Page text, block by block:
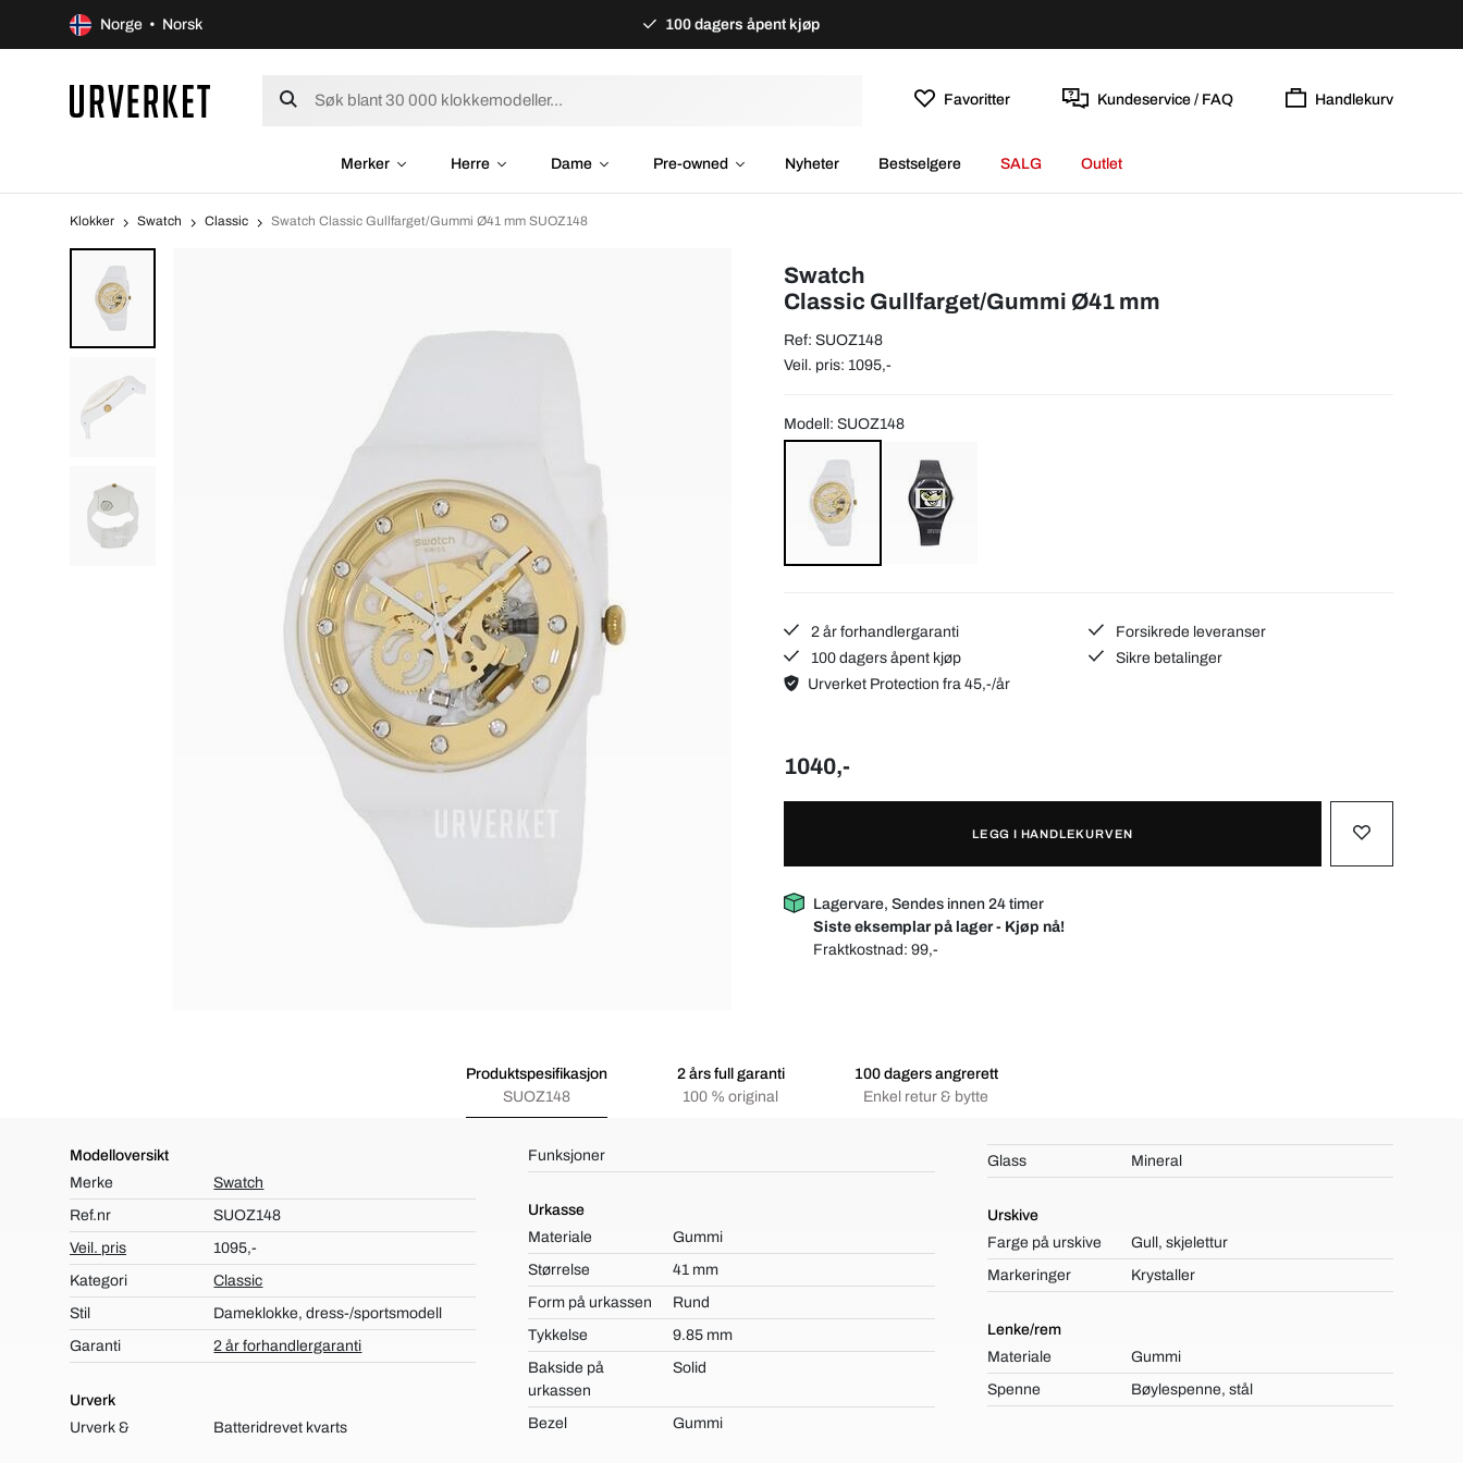
Norge • Norsk 100 dagers åpent kjøp
Favoritter Kundeservice / FAQ Handlekurv
Merker Herre Dame Pre-owned Nyheter Bestselgere SALG Outlet
Klokker Swatch Classic Swatch Classic Gullfarget/Gummi Ø41 mm SUOZ148
Swatch
Classic Gullfarget/Gummi Ø41 mm
Ref: SUOZ148
Veil. pris: 1095,-
Modell: SUOZ148
2 år forhandlergaranti
Forsikrede leveranser
100 dagers åpent kjøp
Sikre betalinger
Urverket Protection fra 45,-/år
1040,-
LEGG I HANDLEKURVEN
Lagervare, Sendes innen 24 timer
Siste eksemplar på lager - Kjøp nå!
Fraktkostnad:99,-
Produktspesifikasjon
SUOZ148
2 års full garanti
100 % original
100 dagers angrerett
Enkel retur & bytte
Modelloversikt
Merke
Swatch
Ref.nr
SUOZ148
Veil. pris
1095,-
Kategori
Classic
Stil
Dameklokke, dress-/sportsmodell
Garanti
2 år forhandlergaranti
Urverk
Urverk &
Funksjoner
Batteridrevet kvarts
Urkasse
Materiale
Gummi
Størrelse
41 mm
Form på urkassen
Rund
Tykkelse
9.85 mm
Bakside på
urkassen
Solid
Bezel Gummi
Glass Mineral
Urskive
Farge på urskive
Gull, skjelettur
Markeringer
Krystaller
Lenke/rem
Materiale
Gummi
Spenne
Bøylespenne, stål